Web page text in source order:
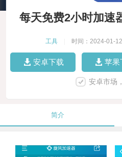
每天免费2小时加速
工具 时间：2024-01-12
安卓下载 苹果
安卓市场
简介